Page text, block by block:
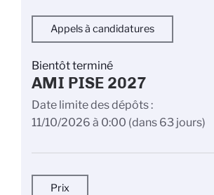
Appels à candidatures
Bientôt terminé
AMI PISE 2027
Date limite des dépôts
11/10/2026 à 0:00 (dans 63 jours)
Prix